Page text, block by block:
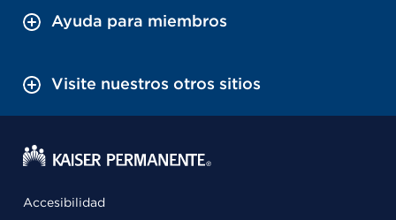
Ayuda para miembros
Visite nuestros otros sitios
Accesibilidad